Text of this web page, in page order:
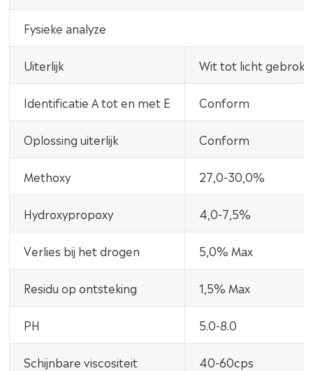
Fysieke analyze
Uiterlijk Wit tot licht
Identificatie A tot en met E Conform
Oplossing uiterlijk Conform
Methoxy 27,0-30,0%
Hydroxypropoxy 4,0-7,5%
Verlies bij het drogen 5,0% Max
Residu op ontsteking 1,5% Max
PH 5.0-8.0
Schijnbare viscositeit 40-60cps